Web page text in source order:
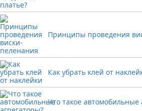
Принципы проведения
Как убрать клей от
Что такое автомобильные